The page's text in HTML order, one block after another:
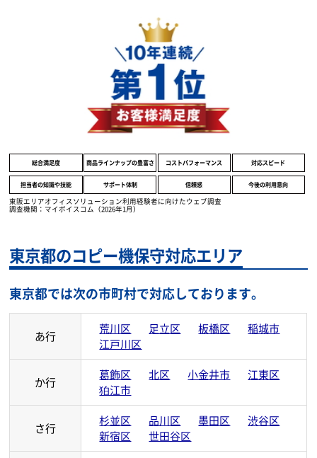
総合満足度 商品ラインナップの豊富さ コストパフォーマンス 対応スピード
担当者の知識や技能 サポート体制 信頼感 今後の利用意向
東阪エリアオフィスソリューション利用経験者に向けたウェブ調査
調査機関：マイボイスコム（2026年1月）
東京都のコピー機保守対応エリア
東京都では次の市町村で対応しております。
あ行
荒川区 足立区 板橋区
稲城市
江戸川区
か行
葛飾区 北区 小金井市
江東区
狛江市
さ行
杉並区 品川区 墨田区
渋谷区
新宿区
世田谷区